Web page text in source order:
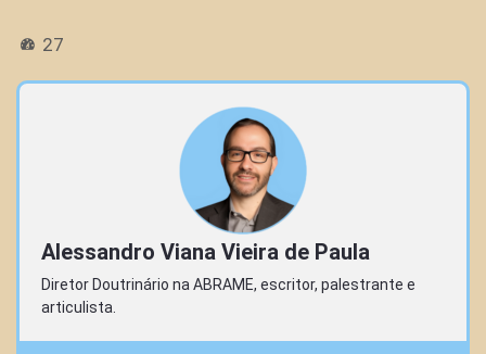
27
Alessandro Viana Vieira de Paula
Diretor Doutrinário na ABRAME, escritor, palestrante e
articulista.